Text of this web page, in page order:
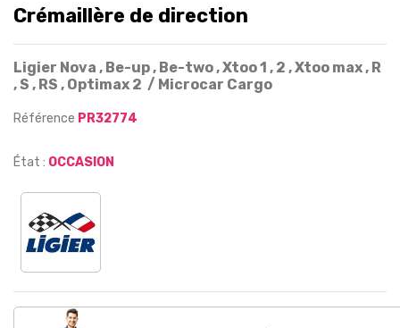
Crémaillère de direction
Ligier Nova , Be-up , Be-two , Xtoo 1 , 2 , Xtoo max , R
, S , RS , Optimax 2 / Microcar Cargo
Référence PR32774
État : OCCASION